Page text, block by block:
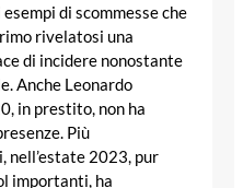
di scommesse che
rivelatosi una
di incidere nonostante
Anche Leonardo
in prestito, non ha
Più
nell’estate 2023, pur
importanti, ha